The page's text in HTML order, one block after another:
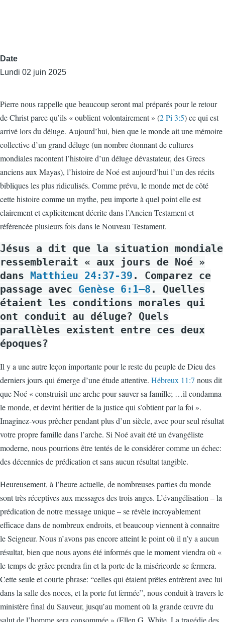
Date
Lundi 02 juin 2025
Pierre nous rappelle que beaucoup seront mal préparés pour le retour
de Christ parce qu’ils « oublient volontairement » (2 Pi 3:5) ce qui est
arrivé lors du déluge. Aujourd’hui, bien que le monde ait une mémoire
collective d’un grand déluge (un nombre étonnant de cultures
mondiales racontent l’histoire d’un déluge dévastateur, des Grecs
anciens aux Mayas), l’histoire de Noé est aujourd’hui l’un des récits
bibliques les plus ridiculisés. Comme prévu, le monde met de côté
cette histoire comme un mythe, peu importe à quel point elle est
clairement et explicitement décrite dans l’Ancien Testament et
référencée plusieurs fois dans le Nouveau Testament.
Jésus a dit que la situation mondiale
ressemblerait « aux jours de Noé »
dans Matthieu 24:37-39 . Comparez ce
passage avec Genèse 6:1–8 . Quelles
étaient les conditions morales qui
ont conduit au déluge? Quels
parallèles existent entre ces deux
époques?
Il y a une autre leçon importante pour le reste du peuple de Dieu des
derniers jours qui émerge d’une étude attentive. Hébreux 11:7 nous dit
que Noé « construisit une arche pour sauver sa famille; …il condamna
le monde, et devint héritier de la justice qui s’obtient par la foi ».
Imaginez-vous prêcher pendant plus d’un siècle, avec pour seul résultat
votre propre famille dans l’arche. Si Noé avait été un évangéliste
moderne, nous pourrions être tentés de le considérer comme un échec:
des décennies de prédication et sans aucun résultat tangible.
Heureusement, à l’heure actuelle, de nombreuses parties du monde
sont très réceptives aux messages des trois anges. L’évangélisation – la
prédication de notre message unique – se révèle incroyablement
efficace dans de nombreux endroits, et beaucoup viennent à connaitre
le Seigneur. Nous n’avons pas encore atteint le point où il n’y a aucun
résultat, bien que nous ayons été informés que le moment viendra où «
le temps de grâce prendra fin et la porte de la miséricorde se fermera.
Cette seule et courte phrase: “celles qui étaient prêtes entrèrent avec lui
dans la salle des noces, et la porte fut fermée”, nous conduit à travers le
ministère final du Sauveur, jusqu’au moment où la grande œuvre du
salut de l’homme sera consommée » (Ellen G. White, La tragédie des